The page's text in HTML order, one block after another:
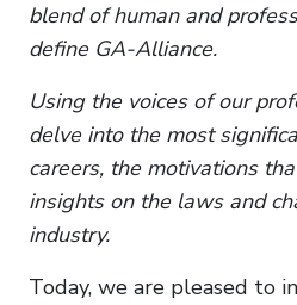
blend of human and
define GA-Alliance.
Using the voices of our
delve into the most
careers, the motivations
insights on the laws and
industry.
Today, we are pleased to